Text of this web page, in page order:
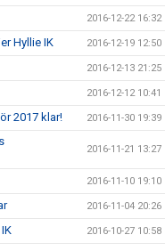
2016-12-22 16:32
Hyllie IK 2016-12-19 12:50
2016-12-13 21:25
2016-12-12 10:41
2017 klar! 2016-11-30 19:39
2016-11-21 13:27
2016-11-10 19:10
2016-11-04 20:26
2016-10-27 10:58